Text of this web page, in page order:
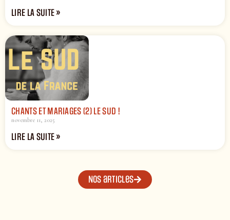
LIRE LA SUITE »
CHANTS ET MARIAGES (2) LE SUD !
novembre 11, 2025
LIRE LA SUITE »
Nos articles